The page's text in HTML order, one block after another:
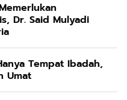
Dr. Said Mulyadi
Tempat Ibadah,
Umat